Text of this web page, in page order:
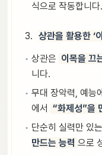
식으로 작동합니다.
상관을 활용한 ‘
상관은 이목을 끄
니다.
무대 장악력, 예능
에서 “화제성”을
단순히 실력만 있
만드는 능력 으로